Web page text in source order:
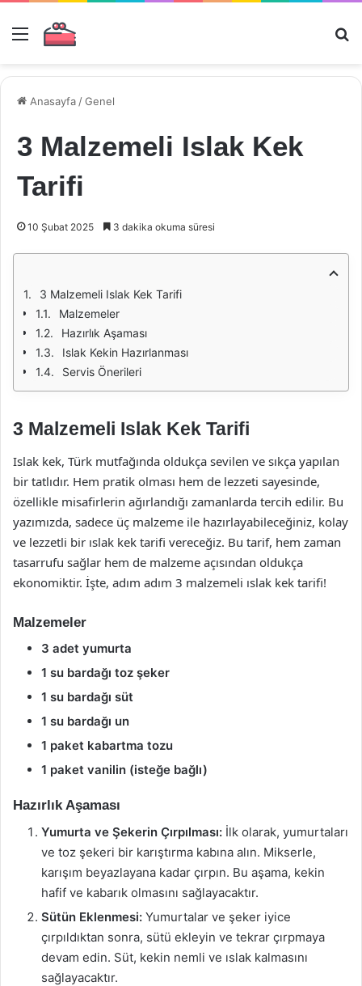
Menü
Anasayfa /Genel
3 Malzemeli Islak Kek
Tarifi
10 Şubat 2025 3 dakika okuma süresi
3 Malzemeli Islak Kek Tarifi
Malzemeler
Hazırlık Aşaması
Islak Kekin Hazırlanması
Servis Önerileri
3 Malzemeli Islak Kek Tarifi
Islak kek, Türk mutfağında oldukça sevilen ve sıkça yapılan
bir tatlıdır. Hem pratik olması hem de lezzeti sayesinde,
özellikle misafirlerin ağırlandığı zamanlarda tercih edilir. Bu
yazımızda, sadece üç malzeme ile hazırlayabileceğiniz, kolay
ve lezzetli bir ıslak kek tarifi vereceğiz. Bu tarif, hem zaman
tasarrufu sağlar hem de malzeme açısından oldukça
ekonomiktir. İşte, adım adım 3 malzemeli ıslak kek tarifi!
Malzemeler
3 adet yumurta
1 su bardağı toz şeker
1 su bardağı süt
1 su bardağı un
1 paket kabartma tozu
1 paket vanilin (isteğe bağlı)
Hazırlık Aşaması
Yumurta ve Şekerin Çırpılması: İlk olarak, yumurtaları
ve toz şekeri bir karıştırma kabına alın. Mikserle,
karışım beyazlayana kadar çırpın. Bu aşama, kekin
hafif ve kabarık olmasını sağlayacaktır.
Sütün Eklenmesi: Yumurtalar ve şeker iyice
çırpıldıktan sonra, sütü ekleyin ve tekrar çırpmaya
devam edin. Süt, kekin nemli ve ıslak kalmasını
sağlayacaktır.